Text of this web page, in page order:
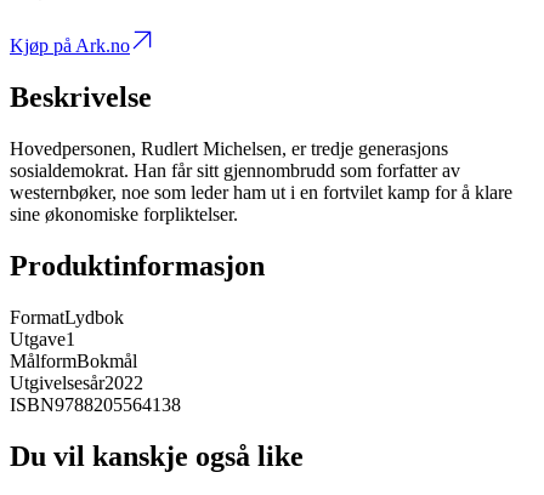
Kjøp på Ark.no
Beskrivelse
Hovedpersonen, Rudlert Michelsen, er tredje generasjons
sosialdemokrat. Han får sitt gjennombrudd som forfatter av
westernbøker, noe som leder ham ut i en fortvilet kamp for å klare
sine økonomiske forpliktelser.
Produktinformasjon
FormatLydbok
Utgave1
MålformBokmål
Utgivelsesår2022
ISBN9788205564138
Du vil kanskje også like